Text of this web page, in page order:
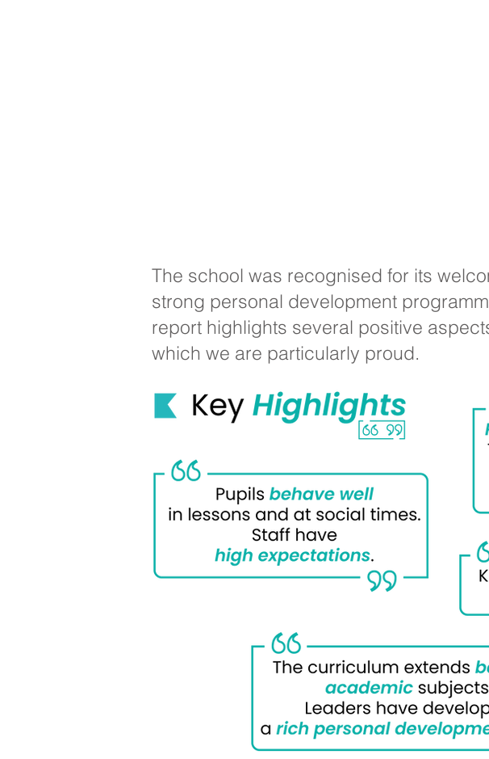
The school was recognised for its
strong personal development
report highlights several positive
which we are particularly proud.